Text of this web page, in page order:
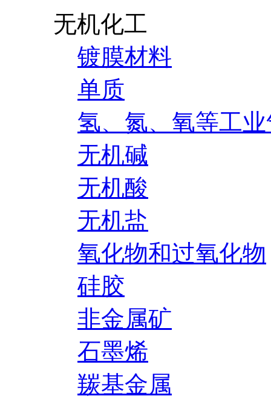
无机化工
镀膜材料
单质
氢、氮、氧等工
无机碱
无机酸
无机盐
氧化物和过氧化物
硅胶
非金属矿
石墨烯
羰基金属